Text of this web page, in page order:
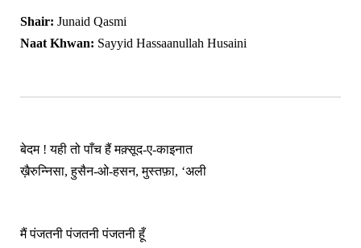
Shair: Junaid Qasmi
Naat Khwan: Sayyid Hassaanullah Husaini
बेदम ! यही तो पाँच हैं मक़्सूद-ए-काइनात
ख़ैरुन्निसा, हुसैन-ओ-हसन, मुस्तफ़ा, ‘अली
मैं पंजतनी पंजतनी पंजतनी हूँ